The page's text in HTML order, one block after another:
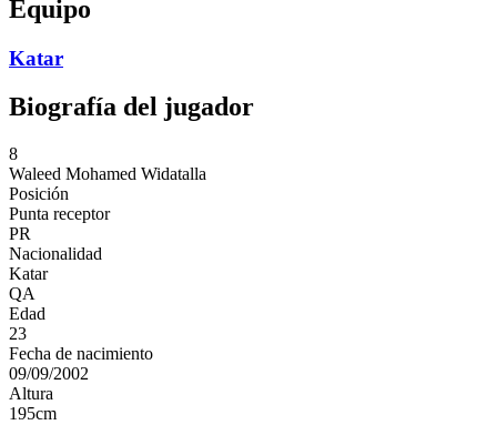
Equipo
Katar
Biografía del jugador
8
Waleed Mohamed Widatalla
Posición
Punta receptor
PR
Nacionalidad
Katar
QA
Edad
23
Fecha de nacimiento
09/09/2002
Altura
195cm